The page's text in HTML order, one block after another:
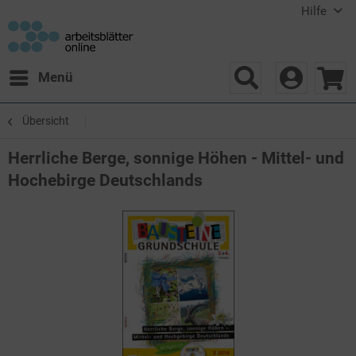
Hilfe
Menü
Übersicht
Herrliche Berge, sonnige Höhen - Mittel- und
Hochebirge Deutschlands